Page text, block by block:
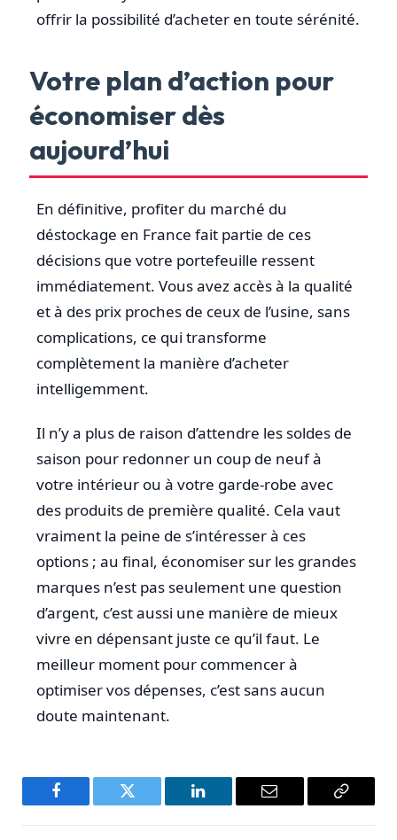
offrir la possibilité d’acheter en toute sérénité.
Votre plan d’action pour
économiser dès
aujourd’hui
En définitive, profiter du marché du
déstockage en France fait partie de ces
décisions que votre portefeuille ressent
immédiatement. Vous avez accès à la qualité
et à des prix proches de ceux de l’usine, sans
complications, ce qui transforme
complètement la manière d’acheter
intelligemment.
Il n’y a plus de raison d’attendre les soldes de
saison pour redonner un coup de neuf à
votre intérieur ou à votre garde-robe avec
des produits de première qualité. Cela vaut
vraiment la peine de s’intéresser à ces
options ; au final, économiser sur les grandes
marques n’est pas seulement une question
d’argent, c’est aussi une manière de mieux
vivre en dépensant juste ce qu’il faut. Le
meilleur moment pour commencer à
optimiser vos dépenses, c’est sans aucun
doute maintenant.
Facebook Twitter LinkedIn Email
Copy